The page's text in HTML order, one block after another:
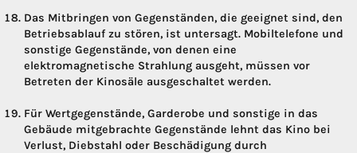
Das Mitbringen von Gegenständen, die geeignet sind, den
Betriebsablauf zu stören, ist untersagt. Mobiltelefone und
sonstige Gegenstände, von denen eine
elektromagnetische Strahlung ausgeht, müssen vor
Betreten der Kinosäle ausgeschaltet werden.
Für Wertgegenstände, Garderobe und sonstige in das
Gebäude mitgebrachte Gegenstände lehnt das Kino bei
Verlust, Diebstahl oder Beschädigung durch